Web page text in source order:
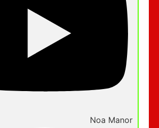
Noa Manor